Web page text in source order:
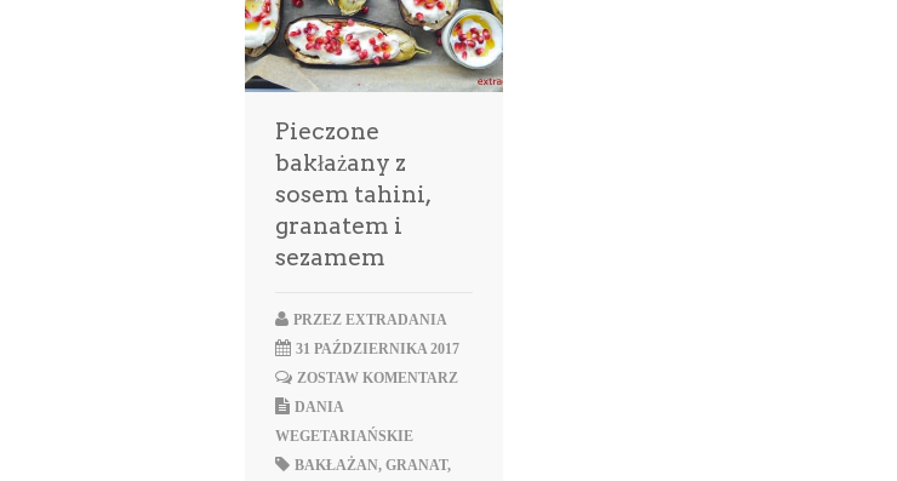
Pieczone
bakłażany z
sosem tahini,
granatem i
sezamem
PRZEZ EXTRADANIA
31 PAŹDZIERNIKA 2017
ZOSTAW KOMENTARZ
DANIA
WEGETARIAŃSKIE
BAKŁAŻAN, GRANAT,